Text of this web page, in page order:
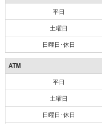
平日
土曜日
日曜日･休日
ATM
平日
土曜日
日曜日･休日